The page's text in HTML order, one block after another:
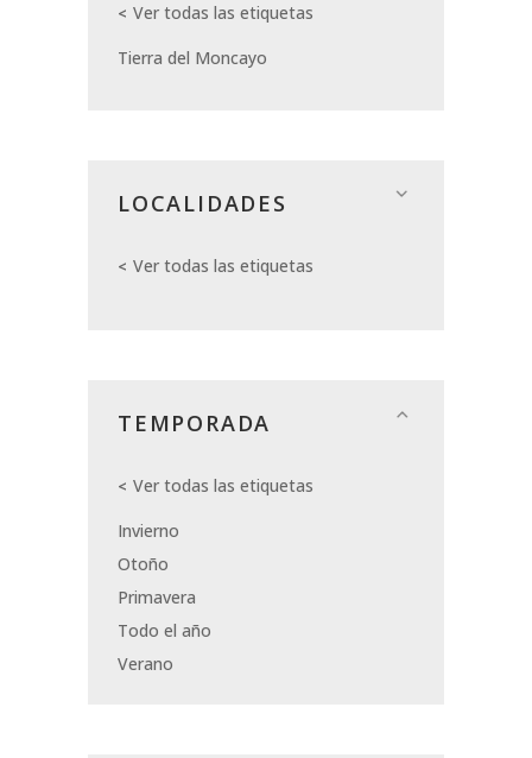
Ver todas las etiquetas
Tierra del Moncayo
LOCALIDADES
Ver todas las etiquetas
TEMPORADA
Ver todas las etiquetas
Invierno
Otoño
Primavera
Todo el año
Verano